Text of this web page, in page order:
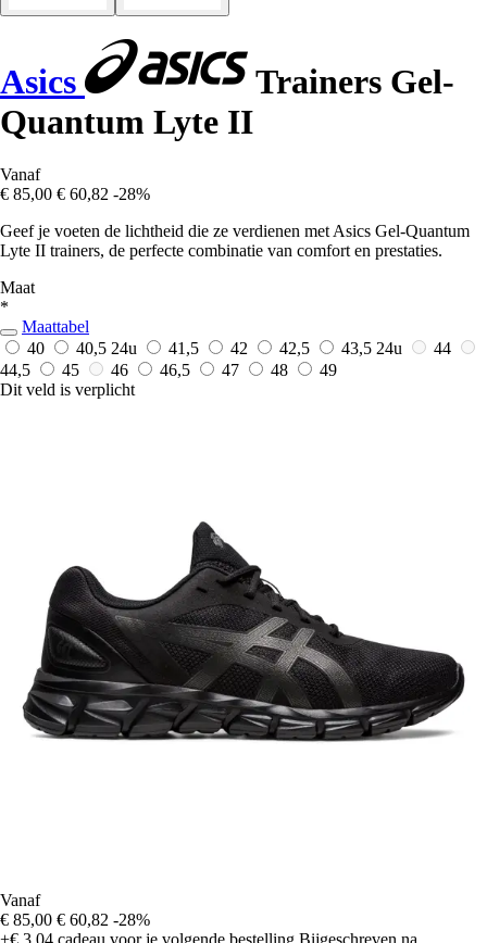
Asics
Trainers Gel-
Quantum Lyte II
Vanaf
€ 85,00 € 60,82 -28%
Geef je voeten de lichtheid die ze verdienen met Asics Gel-Quantum
Lyte II trainers, de perfecte combinatie van comfort en prestaties.
Maat
*
Maattabel
40
40,5 24u 41,5 42 42,5 43,5 24u
44
44,5
45 46 46,5 47 48
49
Dit veld is verplicht
Vanaf
€ 85,00 € 60,82 -28%